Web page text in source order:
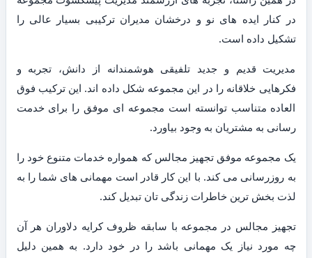
در کنار ایده های نو و درخشان مدیران ترکیبی بسیار عالی را
تشکیل داده است.
مدیریت قدیم و جدید تلفیقی هوشمندانه از دانش، تجربه و
فکرهایی خلاقانه را در این مجموعه شکل داده اند. این ترکیب فوق
العاده متناسب توانسته است مجموعه ای موفق را برای خدمت
رسانی به مشتریان به وجود بیاورد.
یک مجموعه موفق تجهیز مجالس که همواره خدمات متنوع خود را
به روزرسانی می کند. با این کار قادر است مهمانی های شما را به
لذت بخش ترین خاطرات زندگی تان تبدیل کند.
تجهیز مجالس در مجموعه با سابقه ظروف کرایه دلاوران هر آن
چه مورد نیاز یک مهمانی باشد را در خود دارد. به همین دلیل